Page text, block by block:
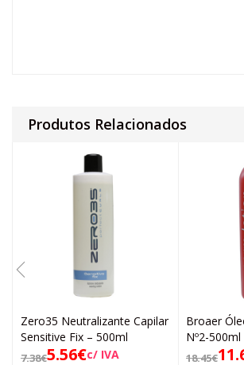
Produtos Relacionados
Zero35 Neutralizante Capilar
Sensitive Fix – 500ml
7.38€5.56€c/ IVA
Broaer
Nº2-500ml
18.45€